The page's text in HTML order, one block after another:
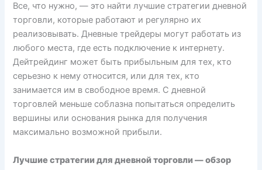
Все, что нужно, — это найти лучшие стратегии дневной
торговли, которые работают и регулярно их
реализовывать. Дневные трейдеры могут работать из
любого места, где есть подключение к интернету.
Дейтрейдинг может быть прибыльным для тех, кто
серьезно к нему относится, или для тех, кто
занимается им в свободное время. С дневной
торговлей меньше соблазна попытаться определить
вершины или основания рынка для получения
максимально возможной прибыли.
Лучшие стратегии для дневной торговли — обзор